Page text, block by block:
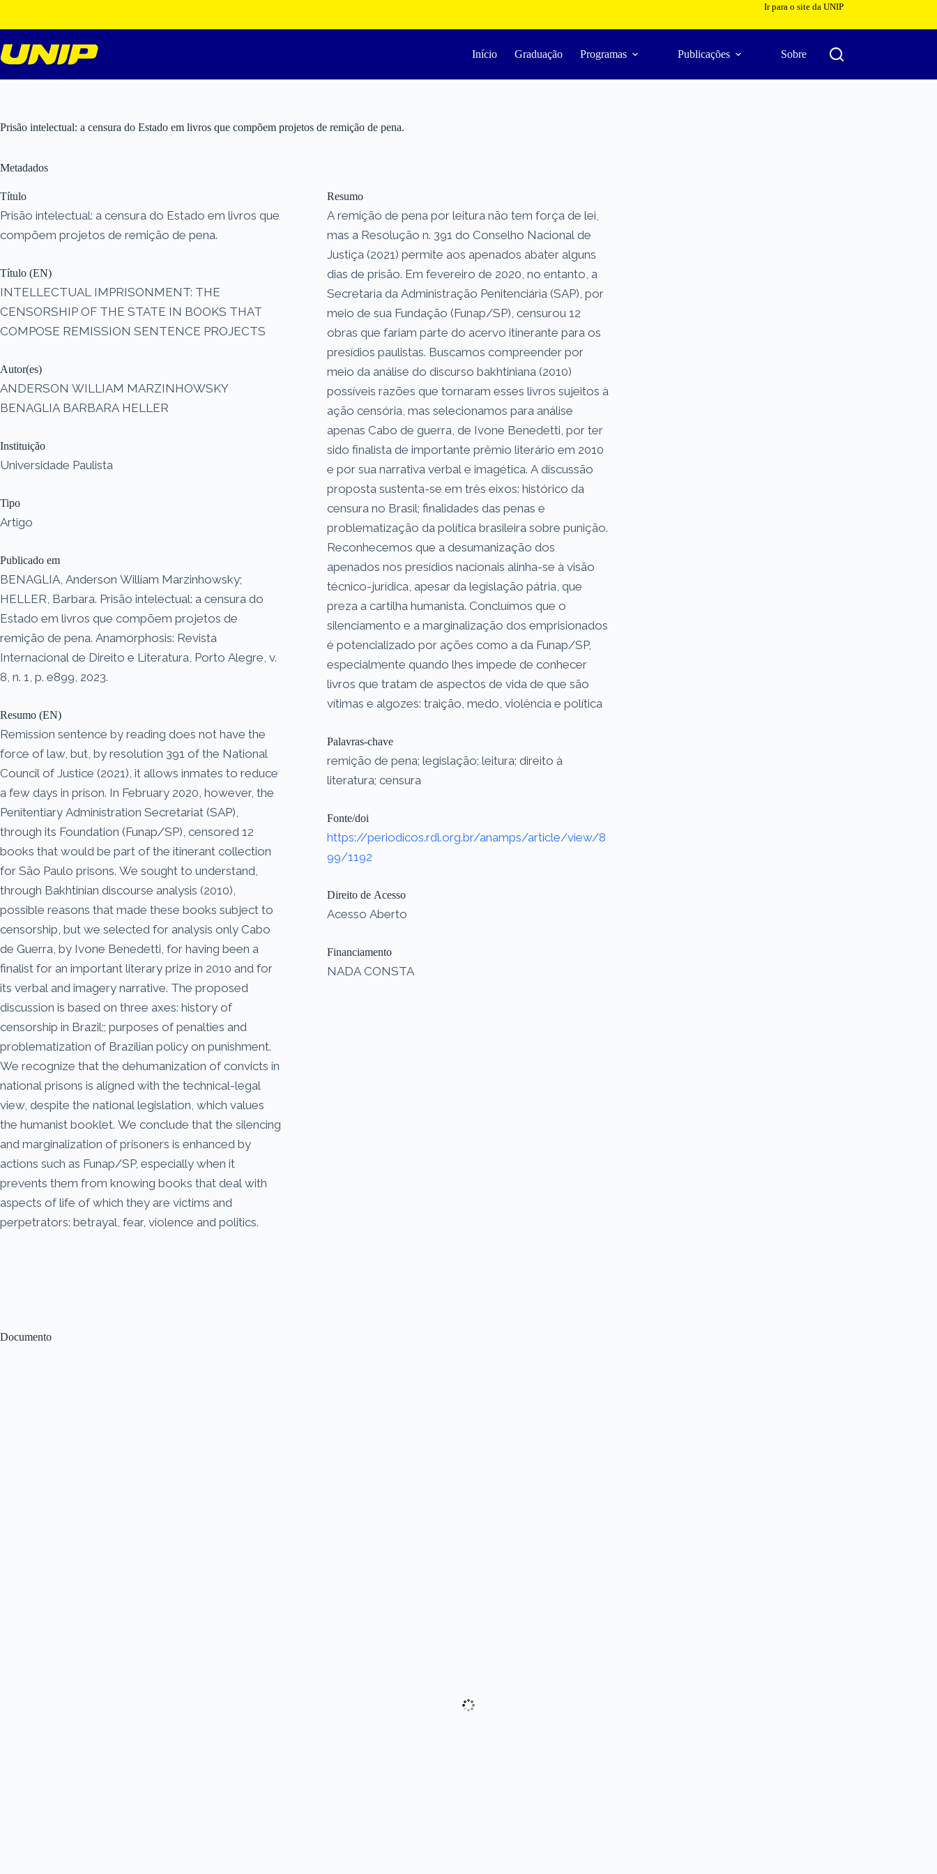
o
conteúdo
Ir para o site da UNIP
Início Graduação Programas Publicações Sobre
Prisão intelectual: a censura do Estado em livros que compõem projetos de remição de pena.
Documento
Metadados
Título
Prisão intelectual: a censura do Estado em livros que
compõem projetos de remição de pena.
Título (EN)
INTELLECTUAL IMPRISONMENT: THE
CENSORSHIP OF THE STATE IN BOOKS THAT
COMPOSE REMISSION SENTENCE PROJECTS
Autor(es)
ANDERSON WILLIAM MARZINHOWSKY
BENAGLIA BARBARA HELLER
Instituição
Universidade Paulista
Tipo
Artigo
Publicado em
BENAGLIA, Anderson William Marzinhowsky;
HELLER, Barbara. Prisão intelectual: a censura do
Estado em livros que compõem projetos de
remição de pena. Anamorphosis: Revista
Internacional de Direito e Literatura, Porto Alegre, v.
8, n. 1, p. e899, 2023.
Resumo (EN)
Remission sentence by reading does not have the
force of law, but, by resolution 391 of the National
Council of Justice (2021), it allows inmates to reduce
a few days in prison. In February 2020, however, the
Penitentiary Administration Secretariat (SAP),
through its Foundation (Funap/SP), censored 12
books that would be part of the itinerant collection
for São Paulo prisons. We sought to understand,
through Bakhtinian discourse analysis (2010),
possible reasons that made these books subject to
censorship, but we selected for analysis only Cabo
de Guerra, by Ivone Benedetti, for having been a
finalist for an important literary prize in 2010 and for
its verbal and imagery narrative. The proposed
discussion is based on three axes: history of
censorship in Brazil;; purposes of penalties and
problematization of Brazilian policy on punishment.
We recognize that the dehumanization of convicts in
national prisons is aligned with the technical-legal
view, despite the national legislation, which values
the humanist booklet. We conclude that the silencing
and marginalization of prisoners is enhanced by
actions such as Funap/SP, especially when it
prevents them from knowing books that deal with
aspects of life of which they are victims and
perpetrators: betrayal, fear, violence and politics.
Resumo
A remição de pena por leitura não tem força de lei,
mas a Resolução n. 391 do Conselho Nacional de
Justiça (2021) permite aos apenados abater alguns
dias de prisão. Em fevereiro de 2020, no entanto, a
Secretaria da Administração Penitenciária (SAP), por
meio de sua Fundação (Funap/SP), censurou 12
obras que fariam parte do acervo itinerante para os
presídios paulistas. Buscamos compreender por
meio da análise do discurso bakhtiniana (2010)
possíveis razões que tornaram esses livros sujeitos à
ação censória, mas selecionamos para análise
apenas Cabo de guerra, de Ivone Benedetti, por ter
sido finalista de importante prêmio literário em 2010
e por sua narrativa verbal e imagética. A discussão
proposta sustenta-se em três eixos: histórico da
censura no Brasil; finalidades das penas e
problematização da política brasileira sobre punição.
Reconhecemos que a desumanização dos
apenados nos presídios nacionais alinha-se à visão
técnico-jurídica, apesar da legislação pátria, que
preza a cartilha humanista. Concluímos que o
silenciamento e a marginalização dos emprisionados
é potencializado por ações como a da Funap/SP,
especialmente quando lhes impede de conhecer
livros que tratam de aspectos de vida de que são
vítimas e algozes: traição, medo, violência e política
Palavras-chave
remição de pena; legislação; leitura; direito à
literatura; censura
Fonte/doi
https://periodicos.rdl.org.br/anamps/article/view/8
99/1192
Direito de Acesso
Acesso Aberto
Financiamento
NADA CONSTA